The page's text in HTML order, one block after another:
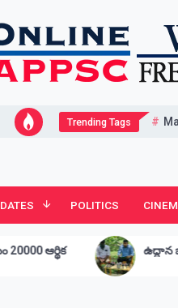
Trending Tags
POLITICS
ఉద్దాన జీడి పరిశ్రమ అభివృద్ధి కోసం